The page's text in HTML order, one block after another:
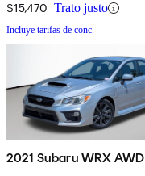
$15,470 Trato justo
Incluye tarifas de conc.
2021 Subaru WRX AWD